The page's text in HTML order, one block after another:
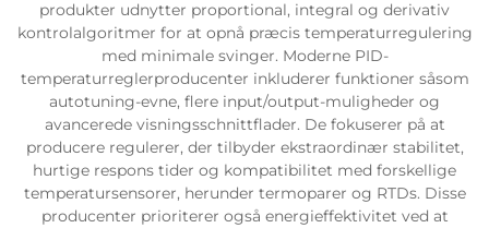
produkter udnytter proportional, integral og derivativ
kontrolalgoritmer for at opnå præcis temperaturregulering
med minimale svinger. Moderne PID-
temperaturreglerproducenter inkluderer funktioner såsom
autotuning-evne, flere input/output-muligheder og
avancerede visningsschnittflader. De fokuserer på at
producere regulerer, der tilbyder ekstraordinær stabilitet,
hurtige respons tider og kompatibilitet med forskellige
temperatursensorer, herunder termoparer og RTDs. Disse
producenter prioriterer også energieffektivitet ved at